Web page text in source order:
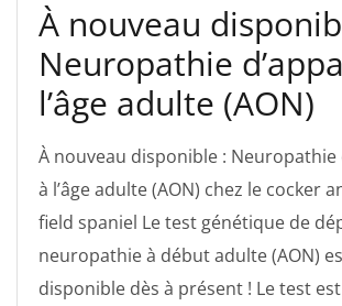
À nouveau
Neuropathie
l’âge adulte (AON)
À nouveau disponible : Neuropathie
à l’âge adulte (AON) chez le cocker
field spaniel Le test génétique de
neuropathie à début adulte (AON)
disponible dès à présent ! Le test